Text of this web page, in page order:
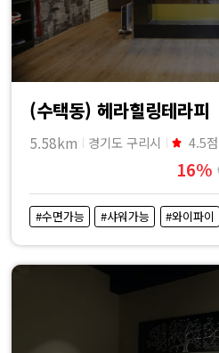
(수택동) 헤라힐링테라피
5.58km 경기도 구리시 4.5점
16%
#수면가능 #샤워가능 #와이파이